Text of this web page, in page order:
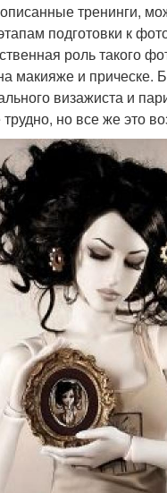
тренинги,
подготовки к
роль такого
макияже и прическе.
визажиста и
трудно, но все же это